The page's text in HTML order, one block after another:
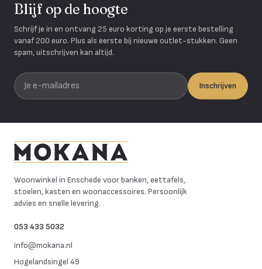
Blijf op de hoogte
Schrijf je in en ontvang 25 euro korting op je eerste bestelling
vanaf 200 euro. Plus als eerste bij nieuwe outlet-stukken. Geen
spam, uitschrijven kan altijd.
Je e-mailadres
Inschrijven
Woonwinkel in Enschede voor banken, eettafels,
stoelen, kasten en woonaccessoires. Persoonlijk
advies en snelle levering.
053 433 5032
info@mokana.nl
Hogelandsingel 49